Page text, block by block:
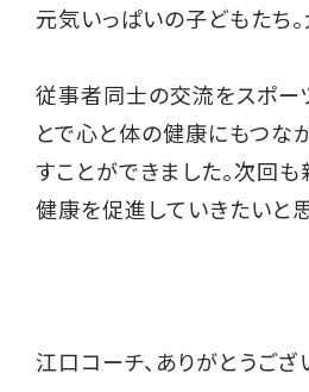
元気いっぱいの子どもたち
従事者同士の交流をスポー
とで心と体の健康にもつな
すことができました。次回
健康を促進していきたいと思
江口コーチ、ありがとうござ